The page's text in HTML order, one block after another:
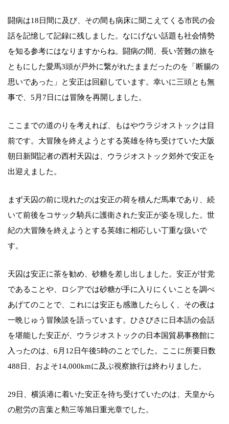
闘病は18日間に及び、その間も病床に聞こえてくる市民の会
話を記憶して記録に残しました。なにげない話題も社会情勢
を知る参考にはなりますからね。闘病の間、長い苦難の旅を
ともにした愛馬3頭が戸外に繋がれたままだったのを「断腸の
思いであった」と安正は回顧しています。幸いに三頭とも無
事で、5月7日には冒険を再開しました。
ここまでの道のりを考えれば、もはやウラジオストックは目
前です。大冒険を終えようとする英雄を待ち受けていた大阪
朝日新聞記者の西村天囚は、ウラジオストック郊外で安正を
出迎えました。
まず天囚の前に現れたのは安正の荷を積んだ馬車であり、続
いて前後をコサック騎兵に護衛された安正が姿を現した。世
紀の大冒険を終えようとする英雄に相応しい丁重な扱いで
す。
天囚は安正に茶を勧め、砂糖を差し出しました。安正が甘党
であることや、ロシアでは砂糖が手に入りにくいことを調べ
あげてのことで、これには安正も感激したらしく、その夜は
一晩じゅう冒険談を語っています。ひさびさに日本語の会話
を堪能した安正が、ウラジオストックの日本国貿易事務館に
入ったのは、6月12日午後5時のことでした。ここに所要日数
488日、およそ14,000kmに及ぶ視察旅行は終わりました。
29日、横浜港に着いた安正を待ち受けていたのは、天皇から
の慰労の言葉と勲三等旭日重光章でした。